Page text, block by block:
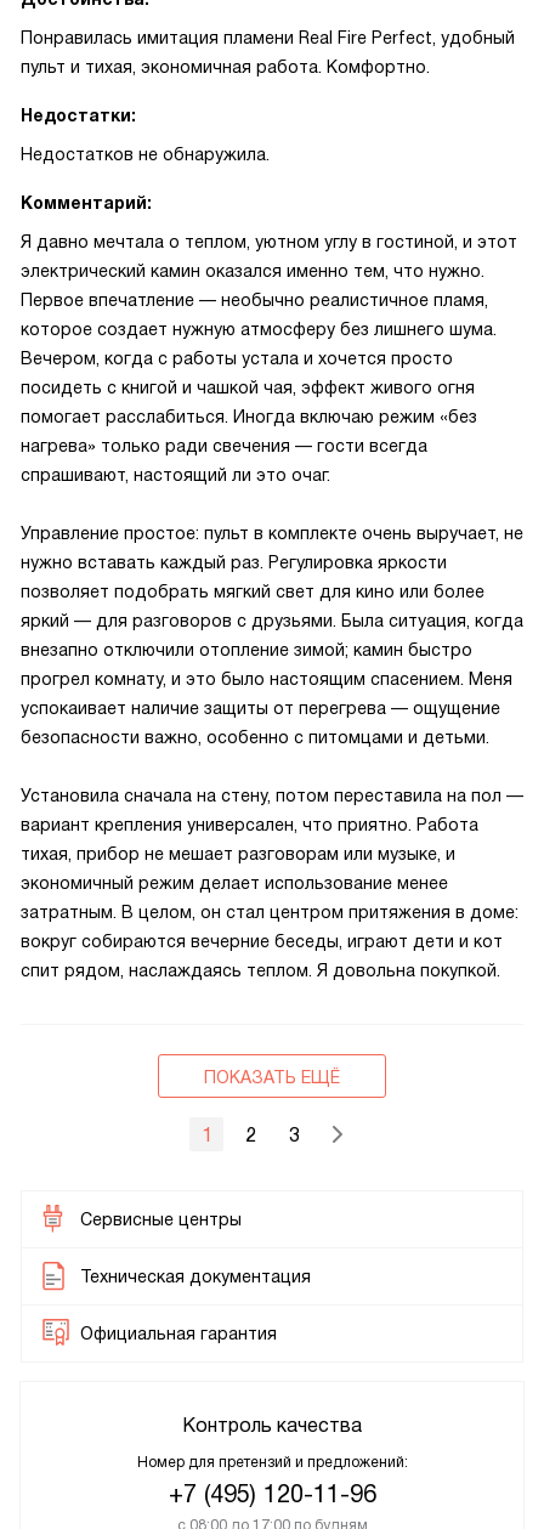
Понравилась имитация пламени Real Fire Perfect, удобный
пульт и тихая, экономичная работа. Комфортно.
Недостатки:
Недостатков не обнаружила.
Комментарий:
Я давно мечтала о теплом, уютном углу в гостиной, и этот
электрический камин оказался именно тем, что нужно.
Первое впечатление — необычно реалистичное пламя,
которое создает нужную атмосферу без лишнего шума.
Вечером, когда с работы устала и хочется просто
посидеть с книгой и чашкой чая, эффект живого огня
помогает расслабиться. Иногда включаю режим «без
нагрева» только ради свечения — гости всегда
спрашивают, настоящий ли это очаг.
Управление простое: пульт в комплекте очень выручает, не
нужно вставать каждый раз. Регулировка яркости
позволяет подобрать мягкий свет для кино или более
яркий — для разговоров с друзьями. Была ситуация, когда
внезапно отключили отопление зимой; камин быстро
прогрел комнату, и это было настоящим спасением. Меня
успокаивает наличие защиты от перегрева — ощущение
безопасности важно, особенно с питомцами и детьми.
Установила сначала на стену, потом переставила на пол —
вариант крепления универсален, что приятно. Работа
тихая, прибор не мешает разговорам или музыке, и
экономичный режим делает использование менее
затратным. В целом, он стал центром притяжения в доме:
вокруг собираются вечерние беседы, играют дети и кот
спит рядом, наслаждаясь теплом. Я довольна покупкой.
ПОКАЗАТЬ ЕЩЁ
1 2 3
Сервисные центры
Техническая документация
Официальная гарантия
Контроль качества
Номер для претензий и предложений:
+7 (495) 120-11-96
с 08:00 до 17:00 по будням